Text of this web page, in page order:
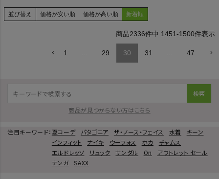
並び替え 価格が安い順 価格が高い順 新着順
2336件中 1451-1500件表示
1 … 29 30 31 … 47
検索
商品が見つからない方はこちら
注目キーワード： 夏コーデ パタゴニア ザ・ノース・フェイス 水着
キーン
インフィット
ナイキ ウーフォス ホカ
チャムス
エルドレッソ
リュック サンダル On
アウトレット セール
ナンガ
SAXX